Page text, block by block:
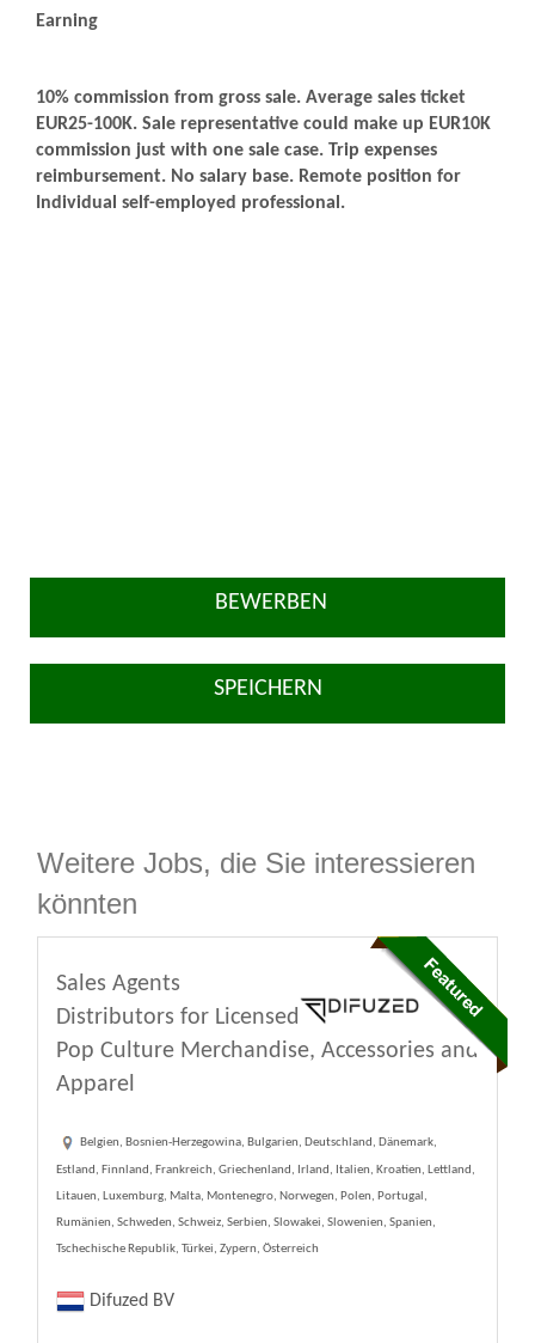
Earning
10% commission from gross sale. Average sales ticket
EUR25-100K. Sale representative could make up EUR10K
commission just with one sale case. Trip expenses
reimbursement. No salary base. Remote position for
Individual self-employed professional.
BEWERBEN
SPEICHERN
Weitere Jobs, die Sie interessieren
könnten
Sales Agents
Distributors for Licensed
Pop Culture Merchandise, Accessories and
Apparel
Belgien, Bosnien-Herzegowina, Bulgarien, Deutschland, Dänemark,
Estland, Finnland, Frankreich, Griechenland, Irland, Italien, Kroatien, Lettland,
Litauen, Luxemburg, Malta, Montenegro, Norwegen, Polen, Portugal,
Rumänien, Schweden, Schweiz, Serbien, Slowakei, Slowenien, Spanien,
Tschechische Republik, Türkei, Zypern, Österreich
Difuzed BV